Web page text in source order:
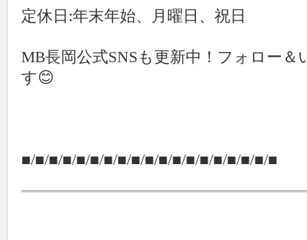
定休日:年末年始、月曜日、祝日
MB長岡公式SNSも更新中！フォロー
す😊
■/■/■/■/■/■/■/■/■/■/■/■/■/■/■/■/■/■/■